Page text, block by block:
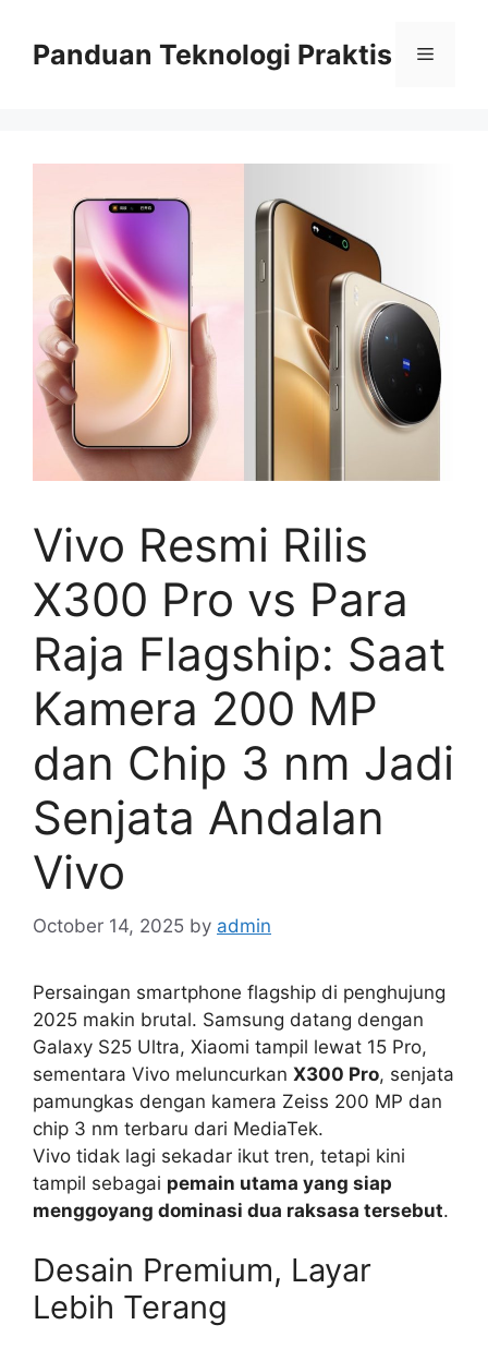
contentPanduan Teknologi Praktis Menu
Vivo Resmi Rilis
X300 Pro vs Para
Raja Flagship: Saat
Kamera 200 MP
dan Chip 3 nm Jadi
Senjata Andalan
Vivo
October 14, 2025 by admin
Persaingan smartphone flagship di penghujung
2025 makin brutal. Samsung datang dengan
Galaxy S25 Ultra, Xiaomi tampil lewat 15 Pro,
sementara Vivo meluncurkan X300 Pro, senjata
pamungkas dengan kamera Zeiss 200 MP dan
chip 3 nm terbaru dari MediaTek.
Vivo tidak lagi sekadar ikut tren, tetapi kini
tampil sebagai pemain utama yang siap
menggoyang dominasi dua raksasa tersebut.
Desain Premium, Layar
Lebih Terang